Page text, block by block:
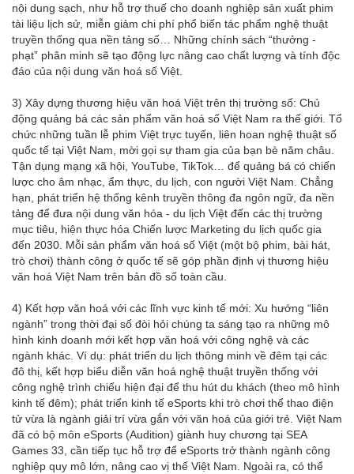
nội dung sạch, như hỗ trợ thuế cho doanh nghiệp sản xuất phim
tài liệu lịch sử, miễn giảm chi phí phổ biến tác phẩm nghệ thuật
truyền thống qua nền tảng số… Những chính sách “thưởng -
phạt” phân minh sẽ tạo động lực nâng cao chất lượng và tính độc
đáo của nội dung văn hoá số Việt.
3) Xây dựng thương hiệu văn hoá Việt trên thị trường số: Chủ
động quảng bá các sản phẩm văn hoá số Việt Nam ra thế giới. Tổ
chức những tuần lễ phim Việt trực tuyến, liên hoan nghệ thuật số
quốc tế tại Việt Nam, mời gọi sự tham gia của bạn bè năm châu.
Tận dụng mạng xã hội, YouTube, TikTok… để quảng bá có chiến
lược cho âm nhạc, ẩm thực, du lịch, con người Việt Nam. Chẳng
hạn, phát triển hệ thống kênh truyền thông đa ngôn ngữ, đa nền
tảng để đưa nội dung văn hóa - du lịch Việt đến các thị trường
mục tiêu, hiện thực hóa Chiến lược Marketing du lịch quốc gia
đến 2030. Mỗi sản phẩm văn hoá số Việt (một bộ phim, bài hát,
trò chơi) thành công ở quốc tế sẽ góp phần định vị thương hiệu
văn hoá Việt Nam trên bản đồ số toàn cầu.
4) Kết hợp văn hoá với các lĩnh vực kinh tế mới: Xu hướng “liên
ngành” trong thời đại số đòi hỏi chúng ta sáng tạo ra những mô
hình kinh doanh mới kết hợp văn hoá với công nghệ và các
ngành khác. Ví dụ: phát triển du lịch thông minh về đêm tại các
đô thị, kết hợp biểu diễn văn hoá nghệ thuật truyền thống với
công nghệ trình chiếu hiện đại để thu hút du khách (theo mô hình
kinh tế đêm); phát triển kinh tế eSports khi trò chơi thể thao điện
tử vừa là ngành giải trí vừa gắn với văn hoá của giới trẻ. Việt Nam
đã có bộ môn eSports (Audition) giành huy chương tại SEA
Games 33, cần tiếp tục hỗ trợ để eSports trở thành ngành công
nghiệp quy mô lớn, nâng cao vị thế Việt Nam. Ngoài ra, có thể